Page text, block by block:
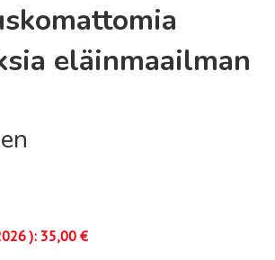
eläinmaailman
): 35,00 €